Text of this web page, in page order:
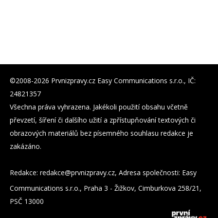
©2008-2026 Prvnizpravy.cz Easy Communications s.r.o., IČ:
24821357
Všechna práva vyhrazena. Jakékoli použití obsahu včetně
převzetí, šíření či dalšího užití a zpřístupňování textových či
obrazových materiálů bez písemného souhlasu redakce je
zakázáno.
Redakce: zc.yvarpzinvrp@eckader, Adresa společnosti: Easy
Communications s.r.o., Praha 3 - Žižkov, Cimburkova 258/21,
PSČ 13000